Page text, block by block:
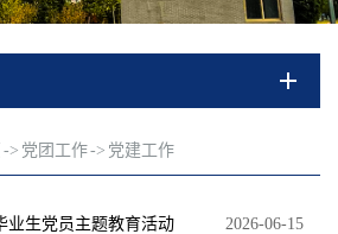
-> 党团工作-> 党建工作
2026-06-15
业生党员主题教育活动